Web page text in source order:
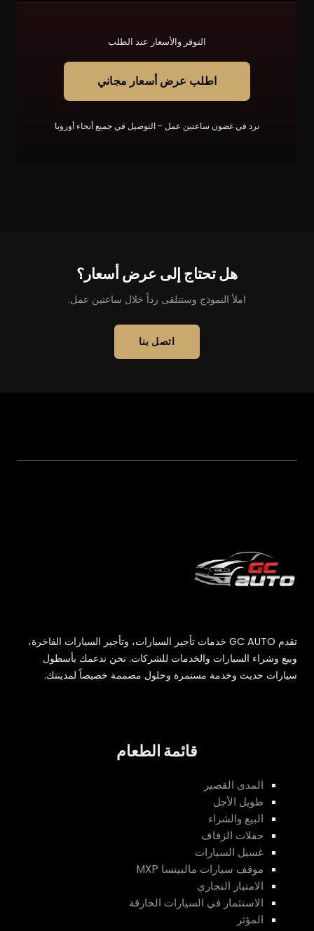
التوفر والأسعار عند الطلب
اطلب عرض أسعار مجاني
نرد في غضون ساعتين عمل - التوصيل في جميع أنحاء أوروبا
هل تحتاج إلى عرض أسعار؟
املأ النموذج وستتلقى رداً خلال ساعتين عمل.
اتصل بنا
تقدم GC AUTO خدمات تأجير السيارات، وتأجير السيارات الفاخرة،
وبيع وشراء السيارات والخدمات للشركات. نحن ندعمك بأسطول
سيارات حديث وخدمة مستمرة وحلول مصممة خصيصاً لمدينتك.
قائمة الطعام
المدى القصير
طويل الأجل
البيع والشراء
حفلات الزفاف
غسيل السيارات
موقف سيارات مالبينسا MXP
الامتياز التجاري
الاستثمار في السيارات الخارقة
المؤثر